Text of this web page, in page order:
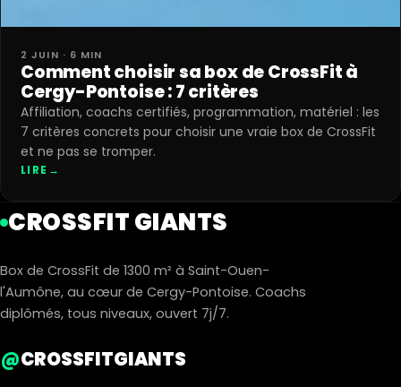
2 JUIN · 6 MIN
Comment choisir sa box de CrossFit à
Cergy-Pontoise : 7 critères
Affiliation, coachs certifiés, programmation, matériel : les
7 critères concrets pour choisir une vraie box de CrossFit
et ne pas se tromper.
LIRE →
CROSSFIT GIANTS
Box de CrossFit de 1300 m² à Saint-Ouen-
l'Aumône, au cœur de Cergy-Pontoise. Coachs
diplômés, tous niveaux, ouvert 7j/7.
@CROSSFITGIANTS